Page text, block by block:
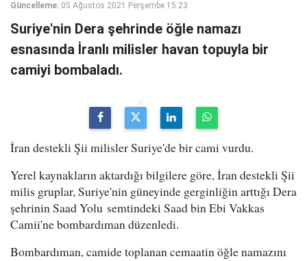
Güncelleme: 05 Ağustos 2021 Perşembe 15:23
Suriye'nin Dera şehrinde öğle namazı
esnasında İranlı milisler havan topuyla bir
camiyi bombaladı.
İran destekli Şii milisler Suriye'de bir cami vurdu.
Yerel kaynakların aktardığı bilgilere göre, İran destekli Şii
milis gruplar, Suriye'nin güneyinde gerginliğin arttığı Dera
şehrinin Saad Yolu semtindeki Saad bin Ebi Vakkas
Camii'ne bombardıman düzenledi.
Bombardıman, camide toplanan cemaatin öğle namazını